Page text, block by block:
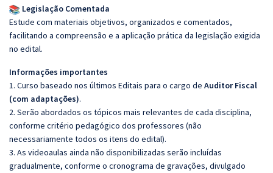
Legislação Comentada
Estude com materiais objetivos, organizados e comentados,
facilitando a compreensão e a aplicação prática da legislação exigida
no edital.
Informações importantes
1. Curso baseado nos últimos Editais para o cargo de Auditor Fiscal
(com adaptações).
2. Serão abordados os tópicos mais relevantes de cada disciplina,
conforme critério pedagógico dos professores (não
necessariamente todos os itens do edital).
3. As videoaulas ainda não disponibilizadas serão incluídas
gradualmente, conforme o cronograma de gravações, divulgado